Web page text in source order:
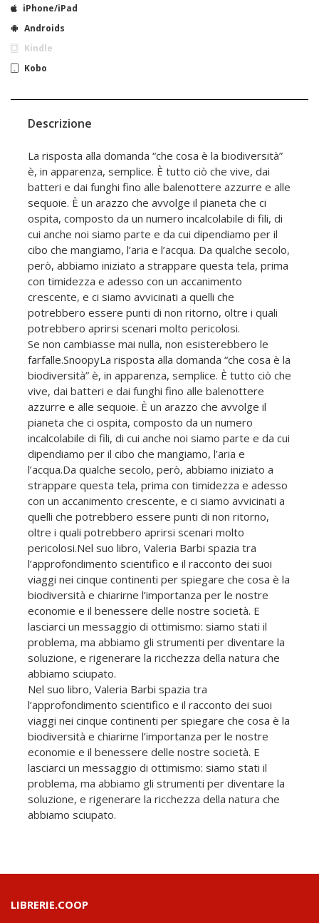
iPhone/iPad
Androids
Kindle
Kobo
Descrizione
La risposta alla domanda “che cosa è la biodiversità”
è, in apparenza, semplice. È tutto ciò che vive, dai
batteri e dai funghi fino alle balenottere azzurre e alle
sequoie. È un arazzo che avvolge il pianeta che ci
ospita, composto da un numero incalcolabile di fili, di
cui anche noi siamo parte e da cui dipendiamo per il
cibo che mangiamo, l’aria e l’acqua. Da qualche secolo,
però, abbiamo iniziato a strappare questa tela, prima
con timidezza e adesso con un accanimento
crescente, e ci siamo avvicinati a quelli che
potrebbero essere punti di non ritorno, oltre i quali
potrebbero aprirsi scenari molto pericolosi.
Se non cambiasse mai nulla, non esisterebbero le
farfalle.SnoopyLa risposta alla domanda “che cosa è la
biodiversità” è, in apparenza, semplice. È tutto ciò che
vive, dai batteri e dai funghi fino alle balenottere
azzurre e alle sequoie. È un arazzo che avvolge il
pianeta che ci ospita, composto da un numero
incalcolabile di fili, di cui anche noi siamo parte e da cui
dipendiamo per il cibo che mangiamo, l’aria e
l’acqua.Da qualche secolo, però, abbiamo iniziato a
strappare questa tela, prima con timidezza e adesso
con un accanimento crescente, e ci siamo avvicinati a
quelli che potrebbero essere punti di non ritorno,
oltre i quali potrebbero aprirsi scenari molto
pericolosi.Nel suo libro, Valeria Barbi spazia tra
l’approfondimento scientifico e il racconto dei suoi
viaggi nei cinque continenti per spiegare che cosa è la
biodiversità e chiarirne l’importanza per le nostre
economie e il benessere delle nostre società. E
lasciarci un messaggio di ottimismo: siamo stati il
problema, ma abbiamo gli strumenti per diventare la
soluzione, e rigenerare la ricchezza della natura che
abbiamo sciupato.
Nel suo libro, Valeria Barbi spazia tra
l’approfondimento scientifico e il racconto dei suoi
viaggi nei cinque continenti per spiegare che cosa è la
biodiversità e chiarirne l’importanza per le nostre
economie e il benessere delle nostre società. E
lasciarci un messaggio di ottimismo: siamo stati il
problema, ma abbiamo gli strumenti per diventare la
soluzione, e rigenerare la ricchezza della natura che
abbiamo sciupato.
LIBRERIE.COOP